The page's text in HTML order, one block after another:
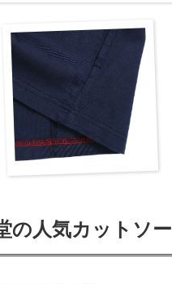
の人気カットソー